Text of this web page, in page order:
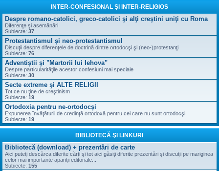
INTER-CONFESIONAL ŞI INTER-RELIGIOS
Despre romano-catolici, greco-catolici şi alţi creştini uniţi cu Roma
Diferenţe şi asemănări
Subiecte: 37
Protestantismul şi neo-protestantismul
Discuţii despre diferenţele de doctrină dintre ortodocşi şi (neo-)protestanţi
Subiecte: 76
Adventiştii şi "Martorii lui Iehova"
Despre particularităţile acestor confesiuni mai speciale
Subiecte: 30
Secte extreme şi ALTE RELIGII
Tot ce nu ţine de creştinism
Subiecte: 19
Ortodoxia pentru ne-ortodocşi
Expunerea învăţăturii de credinţă ortodoxă pentru cei care nu sunt ortodocşi
Subiecte: 19
BIBLIOTECĂ ŞI LINKURI
Bibliotecă (download) + prezentări de carte
Aici puteţi descărca diferite cărţi şi tot aici găsiţi diferite prezentări şi discuţii pe mariginea
celor mai importante apariţii editoriale...
Subiecte: 155